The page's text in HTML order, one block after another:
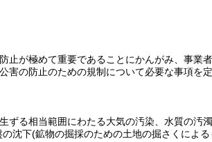
止が極めて重要であることにかんがみ、事業
の防止のための規制について必要な事項を
ずる相当範囲にわたる大気の汚染、水質の汚濁
の沈下(鉱物の掘採のための土地の掘さくによ